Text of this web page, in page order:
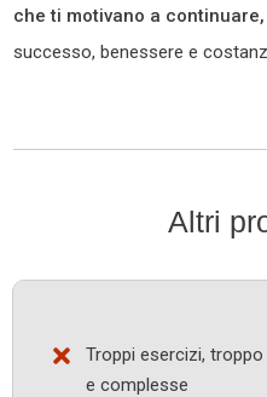
che ti motivano a continuare,
successo, benessere e
Altri
Troppi esercizi,
e complesse